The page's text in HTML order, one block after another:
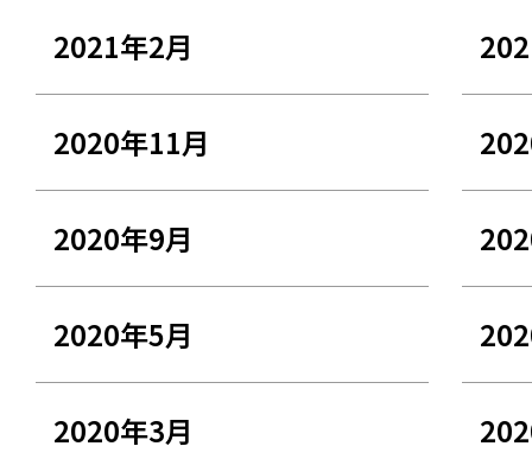
2021年2月
2020年11月
2020年9月
2020年5月
2020年3月